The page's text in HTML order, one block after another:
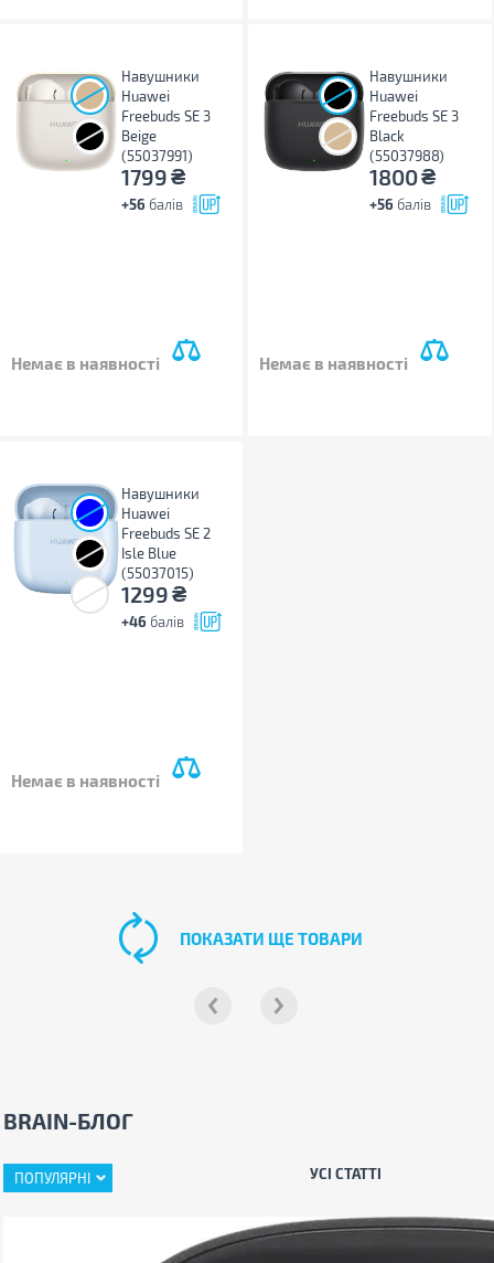
Навушники
Huawei
Freebuds SE 3
Beige
(55037991)
1799₴
+56 балів
Немає в наявності
Навушники
Huawei
Freebuds SE 3
Black
(55037988)
1800₴
+56 балів
Немає в наявності
Навушники
Huawei
Freebuds SE 2
Isle Blue
(55037015)
1299₴
+46 балів
Немає в наявності
ПОКАЗАТИ ЩЕ ТОВАРИ
BRAIN-БЛОГ
ПОПУЛЯРНІ УСІ СТАТТІ